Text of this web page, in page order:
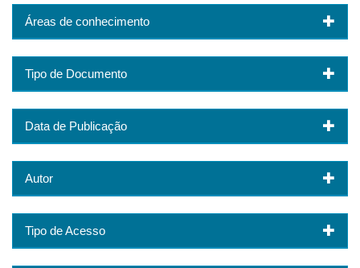
Áreas de conhecimento
Tipo de Documento
Data de Publicação
Autor
Tipo de Acesso